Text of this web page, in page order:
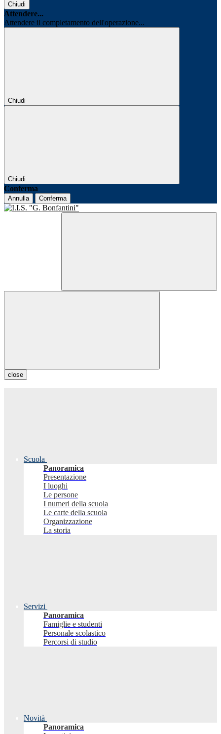
Chiudi
Attendere...
Attendere il completamento dell'operazione...
Chiudi
Chiudi
Conferma
Annulla Conferma
close
Scuola
Panoramica
Presentazione
I luoghi
Le persone
I numeri della scuola
Le carte della scuola
Organizzazione
La storia
Servizi
Panoramica
Famiglie e studenti
Personale scolastico
Percorsi di studio
Novità
Panoramica